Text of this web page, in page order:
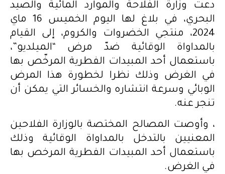
دعت وزارة الفلاحة والموارد المائية والصيد
البحري، في بلاغ لها اليوم الخميس 16 ماي
2024، منتجي الخضروات والكروم، إلى القيام
بالمداواة الوقائية ضدّ مرض “الميلديو”،
باستعمال أحد المبيدات الفطرية المرخّص بها
في الغرض وذلك نظرا لخطورة هذا المرض
الوبائي وسرعة انتشاره والخسائر التي يمكن أن
تنجر عنه.
، وأوصت المصالح المختصة بالوزارة الفلاحين
المعنيين بالتدخل بالمداواة الوقائية وذلك
باستعمال أحد المبيدات الفطرية المرخص بها
في الغرض.